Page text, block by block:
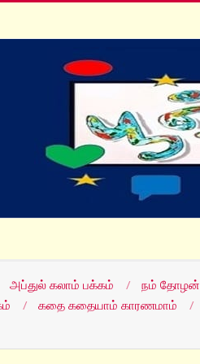
அப்துல் கலாம் பக்கம் நம் தோழன்
கதை கதையாம் காரணமாம்